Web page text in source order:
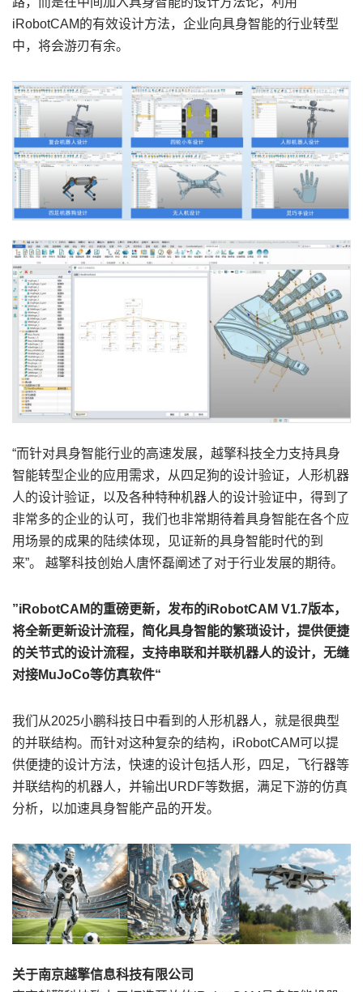
iRobotCAM的有效设计方法，企业向具身智能的行业转型
中，将会游刃有余。
“而针对具身智能行业的高速发展，越擎科技全力支持具身
智能转型企业的应用需求，从四足狗的设计验证，人形机器
人的设计验证，以及各种特种机器人的设计验证中，得到了
非常多的企业的认可，我们也非常期待着具身智能在各个应
用场景的成果的陆续体现，见证新的具身智能时代的到
来”。 越擎科技创始人唐怀磊阐述了对于行业发展的期待。
”iRobotCAM的重磅更新，发布的iRobotCAM V1.7版本，
将全新更新设计流程，简化具身智能的繁琐设计，提供便捷
的关节式的设计流程，支持串联和并联机器人的设计，无缝
对接MuJoCo等仿真软件“
我们从2025小鹏科技日中看到的人形机器人，就是很典型
的并联结构。而针对这种复杂的结构，iRobotCAM可以提
供便捷的设计方法，快速的设计包括人形，四足，飞行器等
并联结构的机器人，并输出URDF等数据，满足下游的仿真
分析，以加速具身智能产品的开发。
关于南京越擎信息科技有限公司